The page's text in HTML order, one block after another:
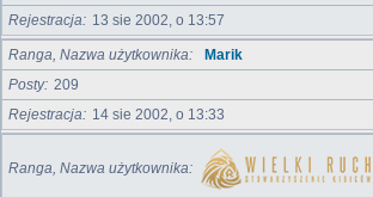
Rejestracja
13 sie 2002, o 13:57
Ranga, Nazwa użytkownika
Marik
Posty 209
Rejestracja
14 sie 2002, o 13:33
Ranga, Nazwa użytkownika